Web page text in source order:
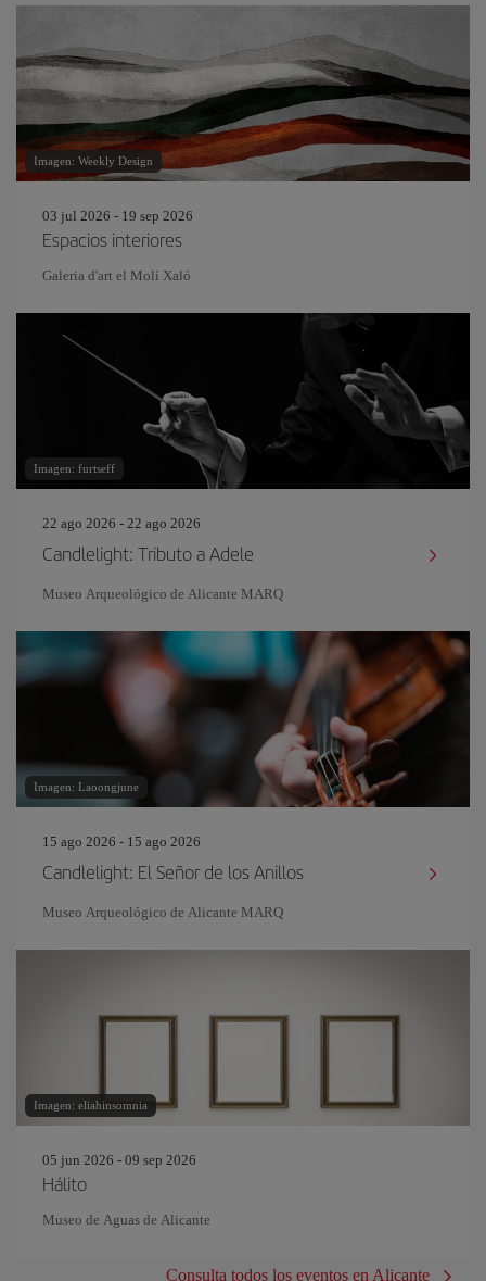
Imagen: Weekly Design
03 jul 2026 - 19 sep 2026
Espacios interiores
Galeria d'art el Molí Xaló
Imagen: furtseff
22 ago 2026 - 22 ago 2026
Candlelight: Tributo a Adele
Museo Arqueológico de Alicante MARQ
Imagen: Laoongjune
15 ago 2026 - 15 ago 2026
Candlelight: El Señor de los Anillos
Museo Arqueológico de Alicante MARQ
Imagen: eliahinsomnia
05 jun 2026 - 09 sep 2026
Hálito
Museo de Aguas de Alicante
Consulta todos los eventos en Alicante